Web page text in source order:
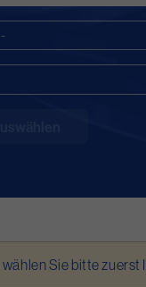
wählen Sie bitte zuerst